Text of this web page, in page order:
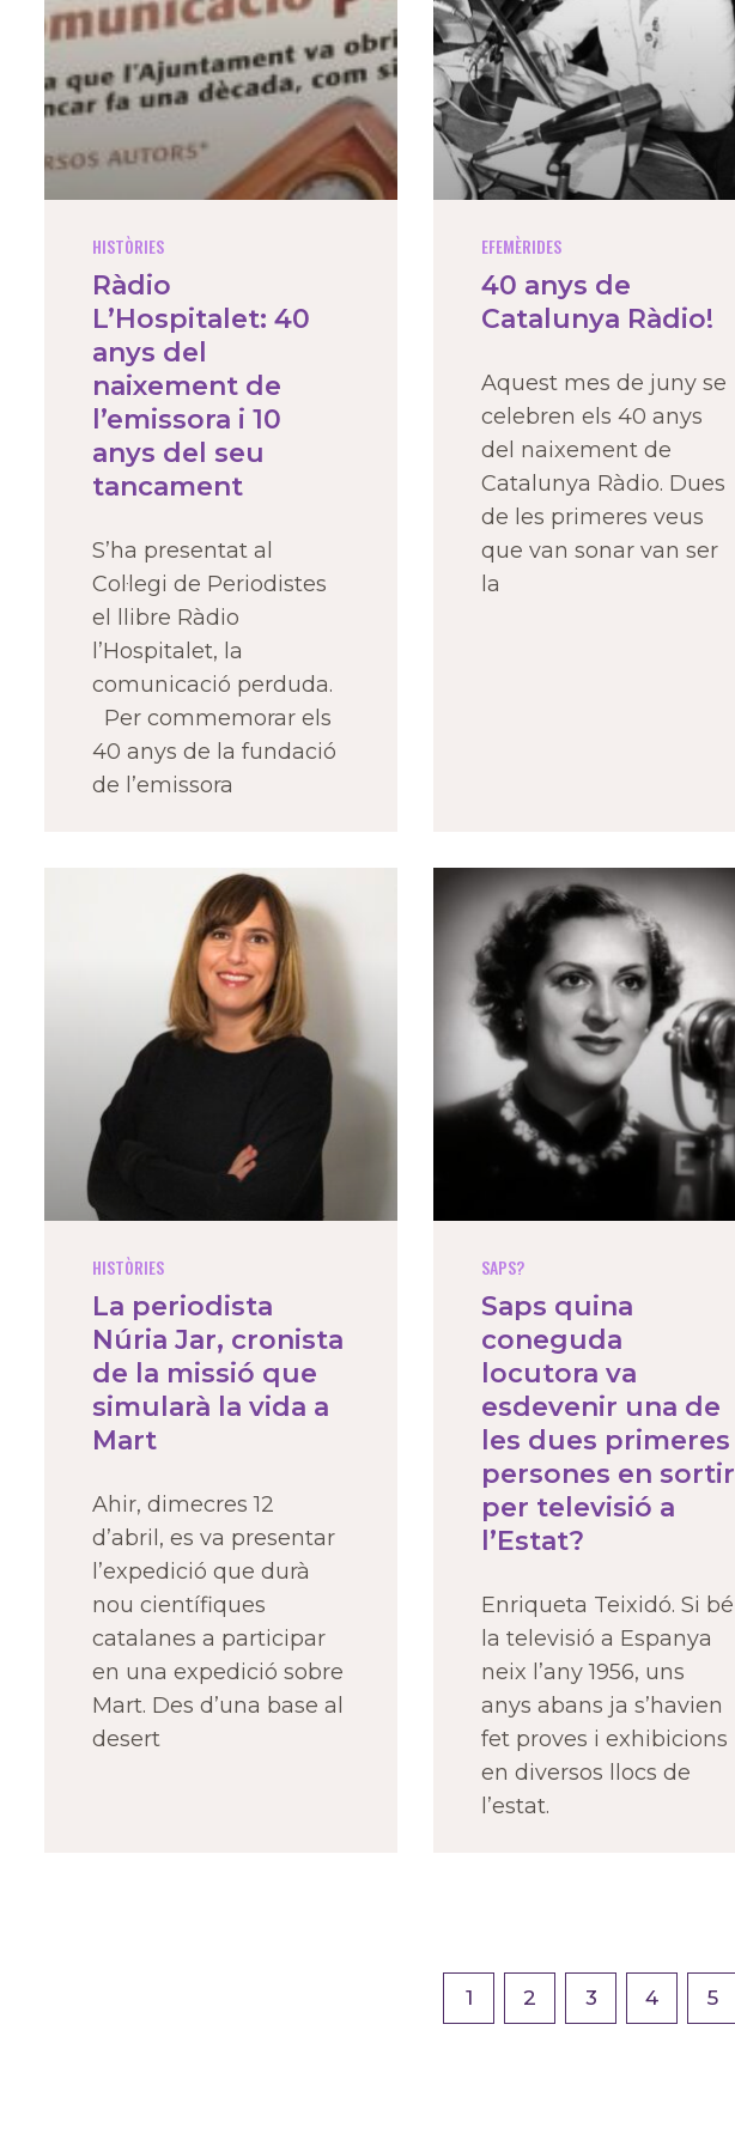
HISTÒRIES
Ràdio
L’Hospitalet: 40
anys del
naixement de
l’emissora i 10
anys del seu
tancament
S’ha presentat al
Col·legi de Periodistes
el llibre Ràdio
l’Hospitalet, la
comunicació perduda.
Per commemorar els
40 anys de la fundació
de l’emissora
EFEMÈRIDES
40 anys de
Catalunya Ràdio!
Aquest mes de juny se
celebren els 40 anys
del naixement de
Catalunya Ràdio. Dues
de les primeres veus
que van sonar van ser
la
HISTÒRIES
La periodista
Núria Jar, cronista
de la missió que
simularà la vida a
Mart
Ahir, dimecres 12
d’abril, es va presentar
l’expedició que durà
nou científiques
catalanes a participar
en una expedició sobre
Mart. Des d’una base al
desert
SAPS?
Saps quina
coneguda
locutora va
esdevenir una de
les dues primeres
persones en sortir
per televisió a
l’Estat?
Enriqueta Teixidó. Si bé
la televisió a Espanya
neix l’any 1956, uns
anys abans ja s’havien
fet proves i exhibicions
en diversos llocs de
l’estat.
1 2 3 4 5